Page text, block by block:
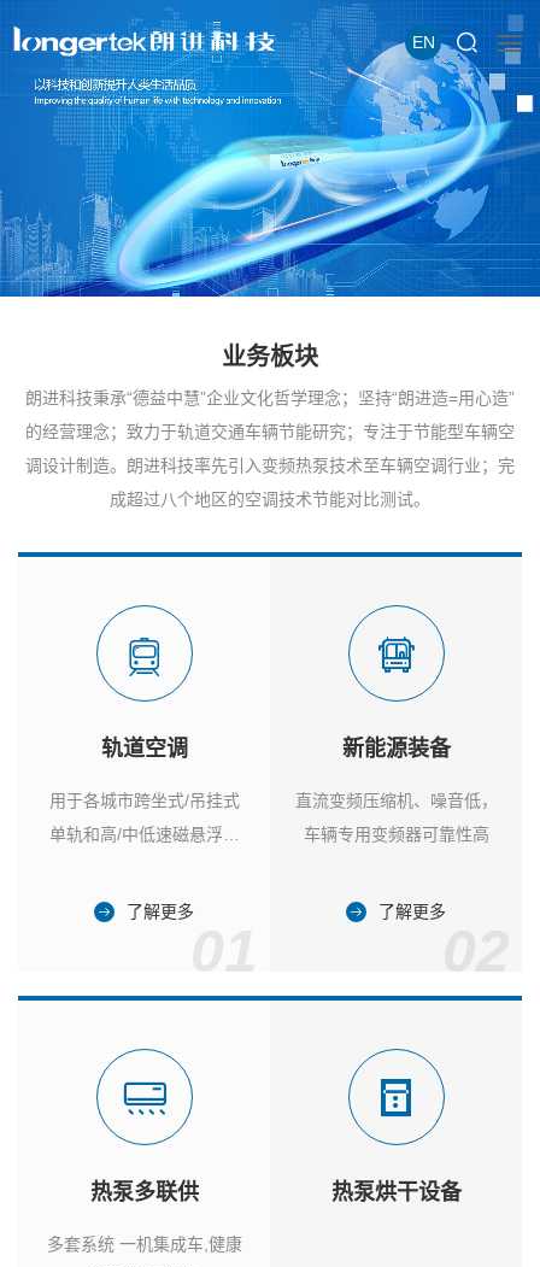
EN
业务板块
朗进科技秉承“德益中慧”企业文化哲学理念；坚持“朗进造=用心造”
的经营理念；致力于轨道交通车辆节能研究；专注于节能型车辆空
调设计制造。朗进科技率先引入变频热泵技术至车辆空调行业；完
成超过八个地区的空调技术节能对比测试。
轨道空调
用于各城市跨坐式/吊挂式
单轨和高/中低速磁悬浮列
了解更多
新能源装备
直流变频压缩机、噪音低，
车辆专用变频器可靠性高
了解更多
热泵多联供
多套系统 一机集成车,健康
热泵烘干设备